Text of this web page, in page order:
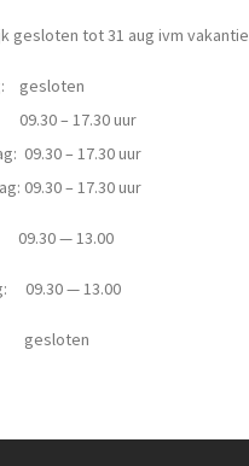
gesloten tot 31 aug ivm vakantie
gesloten
09.30 – 17.30 uur
09.30 – 17.30 uur
09.30 – 17.30 uur
— 13.00
09.30 — 13.00
gesloten